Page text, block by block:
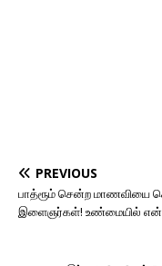
PREVIOUS
பாத்ரூம் சென்ற மாணவியை
இளைஞர்கள்! உண்மையில் என்ன